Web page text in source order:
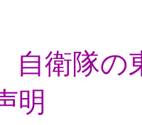
東ティ
明